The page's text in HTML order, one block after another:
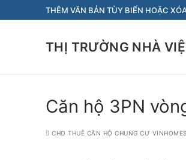
đến
THÊM VĂN BẢN TÙY BIẾN HOẶC
THỊ TRƯỜNG NHÀ
Căn hộ 3PN
CHO THUÊ CĂN HỘ CHUNG CƯ